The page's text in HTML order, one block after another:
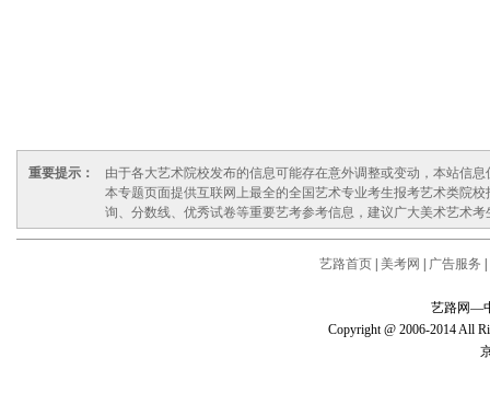
重要提示：
由于各大艺术院校发布的信息可能存在意外调整或变动，本站信
本专题页面提供互联网上最全的全国艺术专业考生报考艺术类院
询、分数线、优秀试卷等重要艺考参考信息，建议广大美术艺术
艺路首页 美考网 广告服务
艺路网—
Copyright @ 2006-2014 All